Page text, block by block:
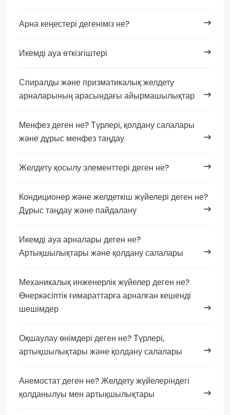
Арна кеңестері дегеніміз не?
Икемді ауа өткізгіштері
Спиралды және призматикалық желдету
арналарының арасындағы айырмашылықтар
Менфез деген не? Түрлері, қолдану салалары
және дұрыс менфез таңдау
Желдету қосылу элементтері деген не?
Кондиционер және желдеткіш жүйелері деген не?
Дұрыс таңдау және пайдалану
Икемді ауа арналары деген не?
Артықшылықтары және қолдану салалары
Механикалық инженерлік жүйелер деген не?
Өнеркәсіптік ғимараттарға арналған кешенді
шешімдер
Оқшаулау өнімдері деген не? Түрлері,
артықшылықтары және қолдану салалары
Анемостат деген не? Желдету жүйелеріндегі
қолданылуы мен артықшылықтары